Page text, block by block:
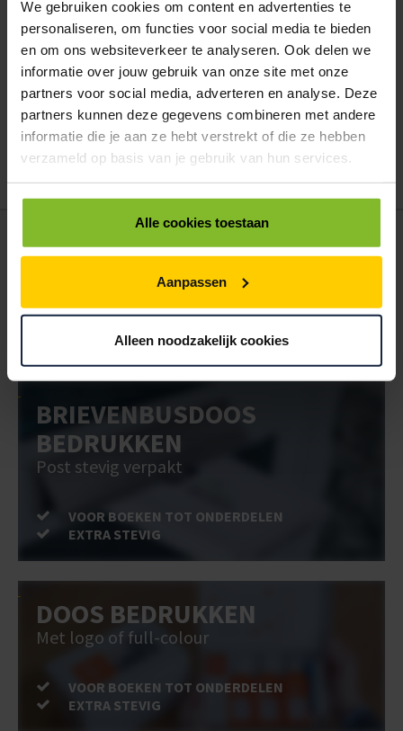
We gebruiken cookies om content en advertenties te
personaliseren, om functies voor social media te bieden
en om ons websiteverkeer te analyseren. Ook delen we
informatie over jouw gebruik van onze site met onze
partners voor social media, adverteren en analyse. Deze
partners kunnen deze gegevens combineren met andere
informatie die je aan ze hebt verstrekt of die ze hebben
verzameld op basis van je gebruik van hun services.
Alle cookies toestaan
Aanpassen
Alleen noodzakelijk cookies
ALLES BESTELLEN
Hoe werkt een bestellijst?
Wanneer u bent ingelogd, kunt u een eigen bestellijst maken.
Gebruik bestel- en offertelijsten om eenvoudig en snel producten
te bestellen. Uw bestel- en offertelijsten kunt u terugvinden in uw
account. Dat pakt altijd goed uit voor uw administratie!
POSTDOOS BEDRUKKEN
VOOR BOEKEN TOT ONDERDELEN
EXTRA STEVIG
BRIEVENBUSDOOS
BEDRUKKEN
Post stevig verpakt
VOOR BOEKEN TOT ONDERDELEN
EXTRA STEVIG
DOOS BEDRUKKEN
Met logo of full-colour
VOOR BOEKEN TOT ONDERDELEN
EXTRA STEVIG